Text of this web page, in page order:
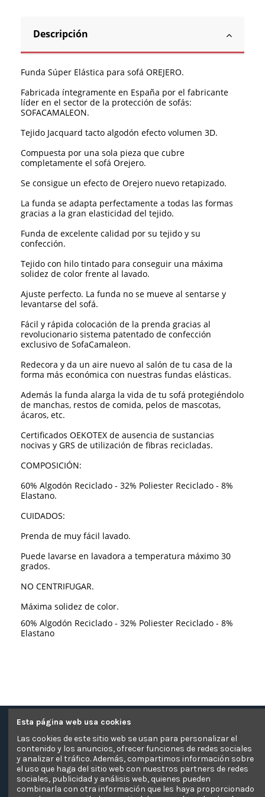
Descripción
Funda Súper Elástica para sofá OREJERO.
Fabricada íntegramente en España por el fabricante
líder en el sector de la protección de sofás:
SOFACAMALEON.
Tejido Jacquard tacto algodón efecto volumen 3D.
Compuesta por una sola pieza que cubre
completamente el sofá Orejero.
Se consigue un efecto de Orejero nuevo retapizado.
La funda se adapta perfectamente a todas las formas
gracias a la gran elasticidad del tejido.
Funda de excelente calidad por su tejido y su
confección.
Tejido con hilo tintado para conseguir una máxima
solidez de color frente al lavado.
Ajuste perfecto. La funda no se mueve al sentarse y
levantarse del sofá.
Fácil y rápida colocación de la prenda gracias al
revolucionario sistema patentado de confección
exclusivo de SofaCamaleon.
Redecora y da un aire nuevo al salón de tu casa de la
forma más económica con nuestras fundas elásticas.
Además la funda alarga la vida de tu sofá protegiéndolo
de manchas, restos de comida, pelos de mascotas,
ácaros, etc.
Certificados OEKOTEX de ausencia de sustancias
nocivas y GRS de utilización de fibras recicladas.
COMPOSICIÓN:
60% Algodón Reciclado - 32% Poliester Reciclado - 8%
Elastano.
CUIDADOS:
Prenda de muy fácil lavado.
Puede lavarse en lavadora a temperatura máximo 30
grados.
NO CENTRIFUGAR.
Máxima solidez de color.
60% Algodón Reciclado - 32% Poliester Reciclado - 8%
Elastano
Contacte con nosotros
Información
Pagos Seguros
Esta página web usa cookies
Las cookies de este sitio web se usan para personalizar el
contenido y los anuncios, ofrecer funciones de redes sociales
y analizar el tráfico. Además, compartimos información sobre
el uso que haga del sitio web con nuestros partners de redes
sociales, publicidad y análisis web, quienes pueden
combinarla con otra información que les haya proporcionado